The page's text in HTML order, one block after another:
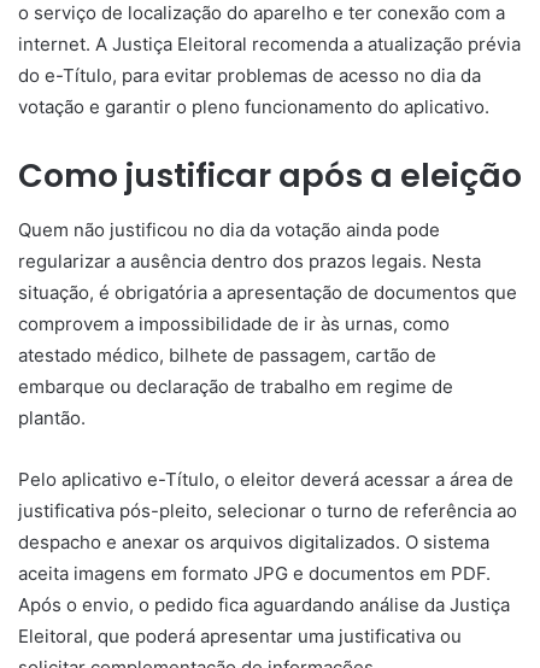
o serviço de localização do aparelho e ter conexão com a
internet. A Justiça Eleitoral recomenda a atualização prévia
do e-Título, para evitar problemas de acesso no dia da
votação e garantir o pleno funcionamento do aplicativo.
Como justificar após a eleição
Quem não justificou no dia da votação ainda pode
regularizar a ausência dentro dos prazos legais. Nesta
situação, é obrigatória a apresentação de documentos que
comprovem a impossibilidade de ir às urnas, como
atestado médico, bilhete de passagem, cartão de
embarque ou declaração de trabalho em regime de
plantão.
Pelo aplicativo e-Título, o eleitor deverá acessar a área de
justificativa pós-pleito, selecionar o turno de referência ao
despacho e anexar os arquivos digitalizados. O sistema
aceita imagens em formato JPG e documentos em PDF.
Após o envio, o pedido fica aguardando análise da Justiça
Eleitoral, que poderá apresentar uma justificativa ou